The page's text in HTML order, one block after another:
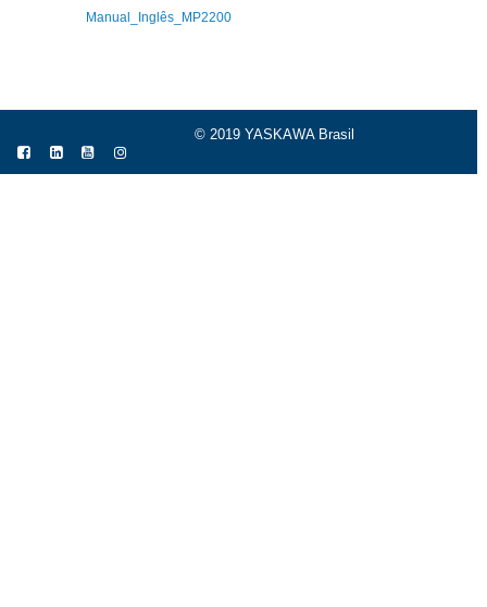
Manual_Inglês_MP2200
© 2019 YASKAWA Brasil